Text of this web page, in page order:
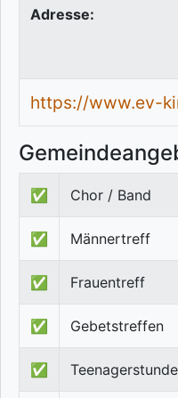
Adresse:
https://www.ev-
✅ Chor / Band
✅ Männertreff
✅ Frauentreff
✅ Gebetstreffen
✅